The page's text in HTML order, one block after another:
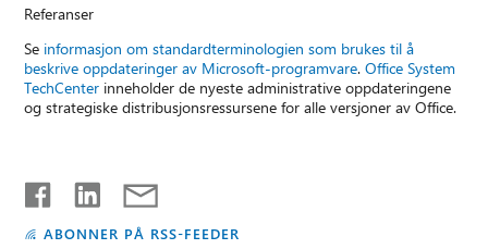
Referanser
Se informasjon om standardterminologien som brukes til å
beskrive oppdateringer av Microsoft-programvare.Office System
TechCenter inneholder de nyeste administrative oppdateringene
og strategiske distribusjonsressursene for alle versjoner av Office.
ABONNER PÅ RSS-FEEDER